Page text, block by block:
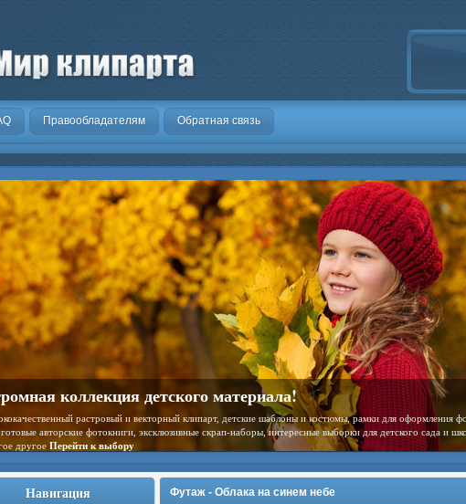
Правообладателям Обратная связь
коллекция детского материала!
растровый и векторный клипарт, детские шаблоны и костюмы, рамки для оформления
авторские фотокниги, эксклюзивные скрап-наборы, интересные выборки для детского сада и
другое Перейти к выбору
Навигация Футаж - Облака на синем небе